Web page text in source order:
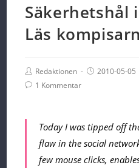
Säkerhetshål
Läs
Post
Author:
Redaktionen
Post2010-05-05
Post1 Kommentar
Today I was tipped off
flaw in the social
few mouse clicks,